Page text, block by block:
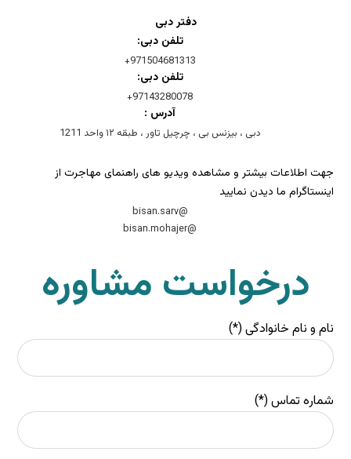
دفتر دبی
تلفن دبی:
971504681313+
تلفن دبی:
97143280078+
آدرس :
دبی ، بیزنس بی ، چرچیل تاور ، طبقه ۱۲ واحد 1211
جهت اطلاعات بیشتر و مشاهده ویدیو های راهنمای مهاجرت از
اینستاگرام ما دیدن نمایید
@bisan.sarv
@bisan.mohajer
درخواست مشاوره
نام و نام خانوادگی (*)
شماره تماس (*)